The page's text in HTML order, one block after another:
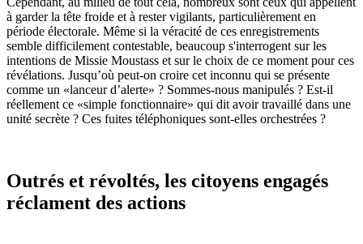
à garder la tête froide et à rester vigilants, particulièrement en
période électorale. Même si la véracité de ces enregistrements
semble difficilement contestable, beaucoup s'interrogent sur les
intentions de Missie Moustass et sur le choix de ce moment pour ces
révélations. Jusqu’où peut-on croire cet inconnu qui se présente
comme un «lanceur d’alerte» ? Sommes-nous manipulés ? Est-il
réellement ce «simple fonctionnaire» qui dit avoir travaillé dans une
unité secrète ? Ces fuites téléphoniques sont-elles orchestrées ?
Outrés et révoltés, les citoyens engagés
réclament des actions